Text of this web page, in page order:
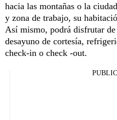
hacia las montañas o la
y zona de trabajo, su
Así mismo, podrá disfrutar
desayuno de cortesía,
check-in o check -out.